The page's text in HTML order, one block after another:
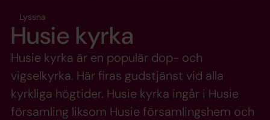
Lyssna
Husie kyrka
Husie kyrka är en populär dop- och
vigselkyrka. Här firas gudstjänst vid alla
kyrkliga högtider. Husie kyrka ingår i Husie
församling liksom Husie församlingshem och